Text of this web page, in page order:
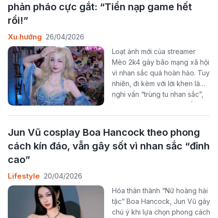
phản pháo cực gắt: “Tiền nạp game hết
rồi!”
Xu hướng 26/04/2026
Loạt ảnh mới của streamer
Mèo 2k4 gây bão mạng xã hội
vì nhan sắc quá hoàn hảo. Tuy
nhiên, đi kèm với lời khen là
nghi vấn “trùng tu nhan sắc”,
buộc cô nàng phải lên tiếng
đáp trả theo cách không ai
Jun Vũ cosplay Boa Hancock theo phong
cách kín đáo, vẫn gây sốt vì nhan sắc “đỉnh
cao”
Lifestyle 20/04/2026
Hóa thân thành “Nữ hoàng hải
tặc” Boa Hancock, Jun Vũ gây
chú ý khi lựa chọn phong cách